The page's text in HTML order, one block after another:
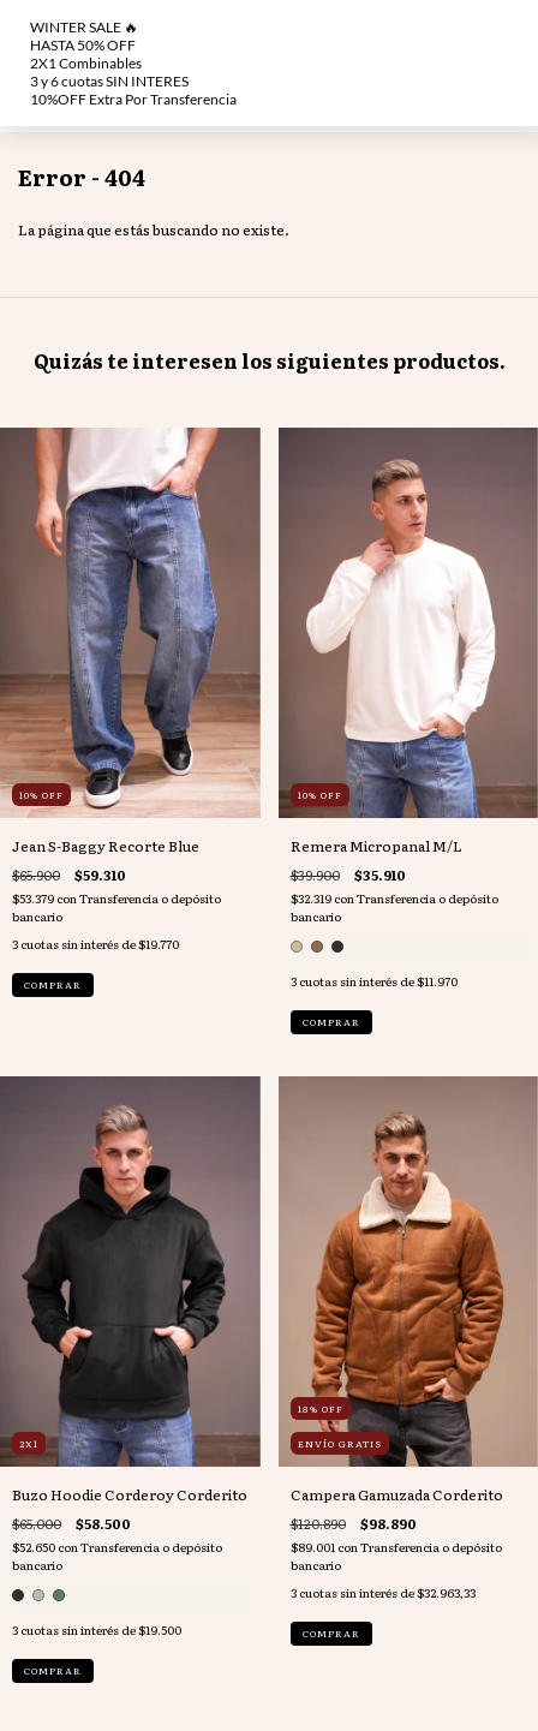
Error - 404
La página que estás buscando no existe.
Quizás te interesen los siguientes productos.
10% OFF
Jean S-Baggy Recorte Blue
$65.900 $59.310
$53.379 con Transferencia o depósito
bancario
3 cuotas sin interés de$19.770
COMPRAR
10% OFF
Remera Micropanal M/L
$39.900 $35.910
$32.319 con Transferencia o depósito
bancario
3 cuotas sin interés de$11.970
COMPRAR
2X1
Buzo Hoodie Corderoy Corderito
$65.000 $58.500
$52.650 con Transferencia o depósito
bancario
3 cuotas sin interés de$19.500
COMPRAR
18% OFF
ENVÍO GRATIS
Campera Gamuzada Corderito
$120.890 $98.890
$89.001 con Transferencia o depósito
bancario
3 cuotas sin interés de$32.963,33
COMPRAR